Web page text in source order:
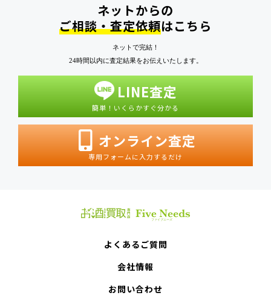
ネットからの
ご相談・査定依頼はこちら
ネットで完結！
24時間以内に査定結果をお伝えいたします。
LINE査定
簡単！いくらかすぐ分かる
オンライン査定
専用フォームに入力するだけ
よくあるご質問
会社情報
お問い合わせ